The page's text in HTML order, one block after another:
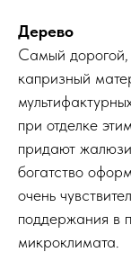
Дерево
Самый дорогой,
капризный
при отделке
придают
богатство
очень
поддержания в
микроклимата.